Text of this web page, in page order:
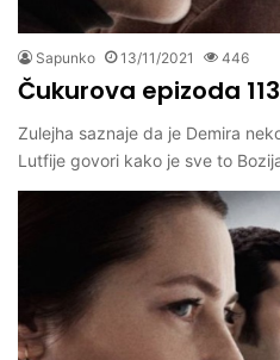
Sapunko 13/11/2021 446
Čukurova epizoda 113
Zulejha saznaje da je Demira
Lutfije govori kako je sve to